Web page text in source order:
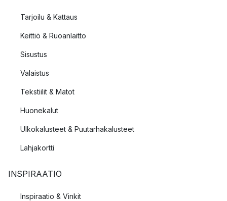
Tarjoilu & Kattaus
Keittiö & Ruoanlaitto
Sisustus
Valaistus
Tekstiilit & Matot
Huonekalut
Ulkokalusteet & Puutarhakalusteet
Lahjakortti
INSPIRAATIO
Inspiraatio & Vinkit